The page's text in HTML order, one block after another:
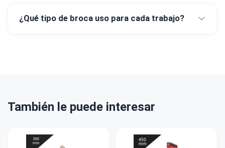
¿Qué tipo de broca uso para cada trabajo?
También le puede interesar